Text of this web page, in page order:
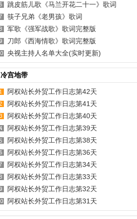
跳皮筋儿歌《马兰开花二十一》歌词
筷子兄弟《老男孩》歌词
军歌《强军战歌》歌词完整版
刀郎《西海情歌》歌词完整版
央视主持人名单大全(实时更新)
冷宫地带
阿权站长外贸工作日志第42天
阿权站长外贸工作日志第41天
阿权站长外贸工作日志第40天
阿权站长外贸工作日志第39天
阿权站长外贸工作日志第38天
阿权站长外贸工作日志第36天
阿权站长外贸工作日志第34天
阿权站长外贸工作日志第33天
阿权站长外贸工作日志第32天
阿权站长外贸工作日志第31天